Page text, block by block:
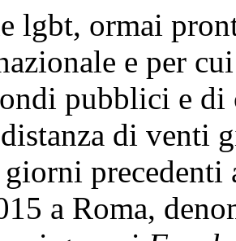
lgbt, ormai
e per
pubblici e
di venti
precedenti
a Roma,